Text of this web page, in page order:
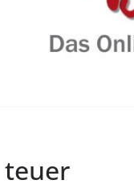
teuer